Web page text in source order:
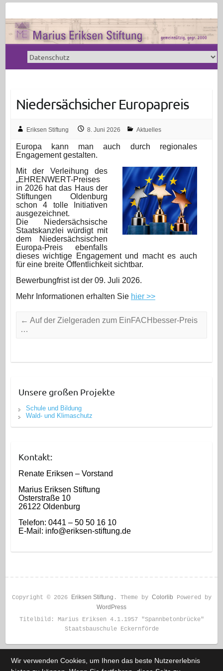
Niedersächsicher Europapreis
Eriksen Stiftung 8. Juni 2026 Aktuelles
Europa kann man auch durch regionales
Engagement gestalten.
Mit der Verleihung des
„EHRENWERT-Preises
in 2026 hat das Haus der
Stiftungen Oldenburg
schon 4 tolle Initiativen
ausgezeichnet.
Die Niedersächsische
Staatskanzlei würdigt mit
dem Niedersächsischen
Europa-Preis ebenfalls
dieses wichtige Engagement und macht es auch
für eine breite Öffentlichkeit sichtbar.
Bewerbungfrist ist der 09. Juli 2026.
Mehr Informationen erhalten Sie hier >>
← Auf der Zielgeraden zum EinFACHbesser-Preis
…
Unsere großen Projekte
Schule und Bildung
Wald- und Klimaschutz
Kontakt:
Renate Eriksen – Vorstand
Marius Eriksen Stiftung
Osterstraße 10
26122 Oldenburg
Telefon: 0441 – 50 50 16 10
E-Mail: info@eriksen-stiftung.de
Copyright © 2026 Eriksen Stiftung . Theme by Colorlib Powered by
WordPress
Titelbild: Marius Eriksen 4.1.1957 "Spannbetonbrücke"
Staatsbauschule Eckernförde
Wir verwenden Cookies, um Ihnen das beste Nutzererlebnis